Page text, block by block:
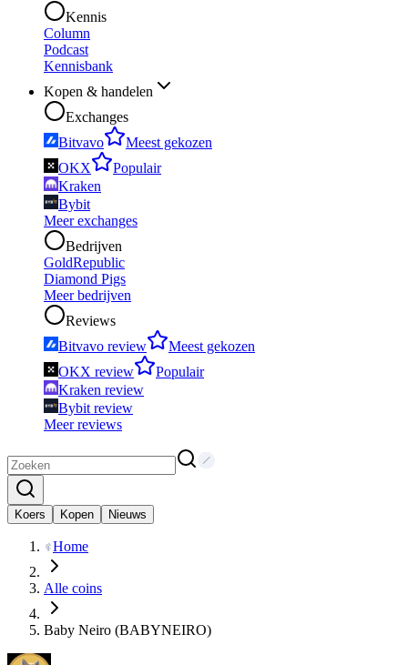
Kennis
Column
Podcast
Kennisbank
Kopen & handelen
Exchanges
Bitvavo
Meest gekozen
OKX
Populair
Kraken
Bybit
Meer exchanges
Bedrijven
GoldRepublic
Diamond Pigs
Meer bedrijven
Reviews
Bitvavo review
Meest gekozen
OKX review
Populair
Kraken review
Bybit review
Meer reviews
Koers Kopen Nieuws
Home
Alle coins
Baby Neiro (BABYNEIRO)